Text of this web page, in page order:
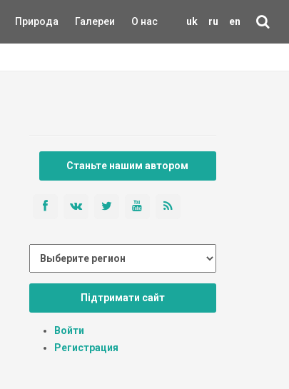
uk ru en
Природа Галереи О нас
Станьте нашим автором
Підтримати сайт
Войти
Регистрация